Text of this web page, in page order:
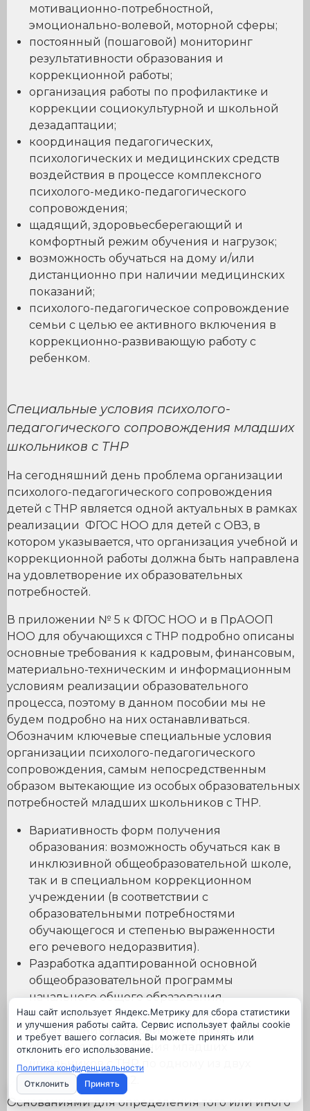
мотивационно-потребностной,
эмоционально-волевой, моторной сферы;
постоянный (пошаговой) мониторинг
результативности образования и
коррекционной работы;
организация работы по профилактике и
коррекции социокультурной и школьной
дезадаптации;
координация педагогических,
психологических и медицинских средств
воздействия в процессе комплексного
психолого-медико-педагогического
сопровождения;
щадящий, здоровьесберегающий и
комфортный режим обучения и нагрузок;
возможность обучаться на дому и/или
дистанционно при наличии медицинских
показаний;
психолого-педагогическое сопровождение
семьи с целью ее активного включения в
коррекционно-развивающую работу с
ребенком.
Специальные условия психолого-
педагогического сопровождения младших
школьников с ТНР
На сегодняшний день проблема организации
психолого-педагогического сопровождения
детей с ТНР является одной актуальных в рамках
реализации ФГОС НОО для детей с ОВЗ, в
котором указывается, что организация учебной и
коррекционной работы должна быть направлена
на удовлетворение их образовательных
потребностей.
В приложении № 5 к ФГОС НОО и в ПрАООП
НОО для обучающихся с ТНР подробно описаны
основные требования к кадровым, финансовым,
материально-техническим и информационным
условиям реализации образовательного
процесса, поэтому в данном пособии мы не
будем подробно на них останавливаться.
Обозначим ключевые специальные условия
организации психолого-педагогического
сопровождения, самым непосредственным
образом вытекающие из особых образовательных
потребностей младших школьников с ТНР.
Вариативность форм получения
образования: возможность обучаться как в
инклюзивной общеобразовательной школе,
так и в специальном коррекционном
учреждении (в соответствии с
образовательными потребностями
обучающегося и степенью выраженности
его речевого недоразвития).
Разработка адаптированной основной
общеобразовательной программы
начального общего образования,
определяющей содержание школьного
образования и условий организации
обучения и воспитания младших
школьников с ТНР по одному из двух
вариантов: 5.1 и 5.2.
Основаниями для определения того или иного
Наш сайт использует Яндекс.Метрику для сбора статистики
и улучшения работы сайта. Сервис использует файлы cookie
и требует вашего согласия. Вы можете принять или
отклонить его использование.
Политика конфиденциальности
Отклонить
Принять
Настройки cookie